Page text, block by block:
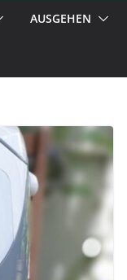
AUSGEHEN